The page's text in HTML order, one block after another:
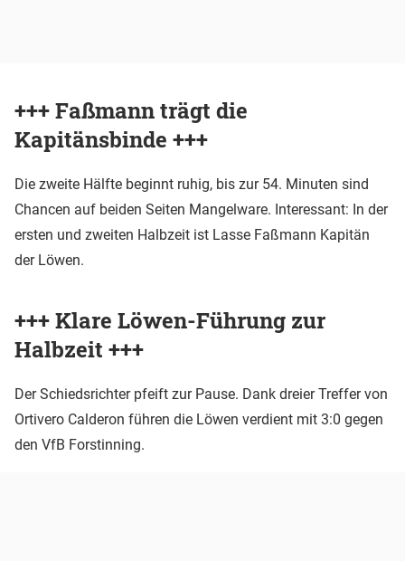
+++ Faßmann trägt die
Kapitänsbinde +++
Die zweite Hälfte beginnt ruhig, bis zur 54. Minuten sind
Chancen auf beiden Seiten Mangelware. Interessant: In der
ersten und zweiten Halbzeit ist Lasse Faßmann Kapitän
der Löwen.
+++ Klare Löwen-Führung zur
Halbzeit +++
Der Schiedsrichter pfeift zur Pause. Dank dreier Treffer von
Ortivero Calderon führen die Löwen verdient mit 3:0 gegen
den VfB Forstinning.